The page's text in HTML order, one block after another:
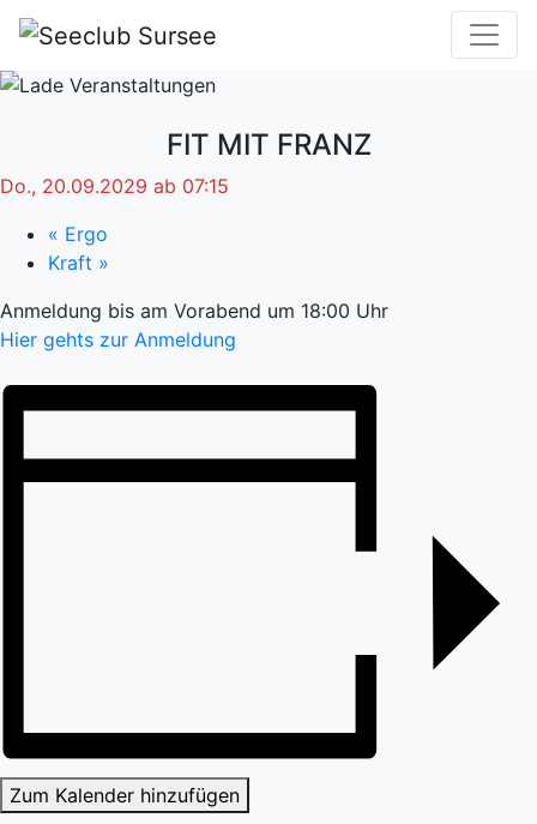
FIT MIT FRANZ
Do., 20.09.2029 ab 07:15
« Ergo
Kraft »
Anmeldung bis am Vorabend um 18:00 Uhr
Hier gehts zur Anmeldung
Zum Kalender hinzufügen